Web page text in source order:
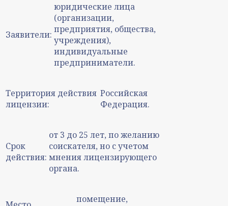
Заявители:
юридические лица
(организации,
предприятия, общества,
учреждения),
индивидуальные
предприниматели.
Территория действия
лицензии:
Российская
Федерация.
Срок
действия:
от 3 до 25 лет, по желанию
соискателя, но с учетом
мнения лицензирующего
органа.
помещение,